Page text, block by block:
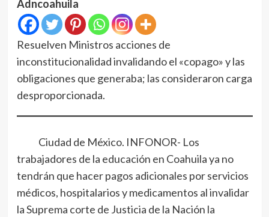
Adncoahuila
Resuelven Ministros acciones de
inconstitucionalidad invalidando el «copago» y las
obligaciones que generaba; las consideraron carga
desproporcionada.
Ciudad de México. INFONOR- Los
trabajadores de la educación en Coahuila ya no
tendrán que hacer pagos adicionales por servicios
médicos, hospitalarios y medicamentos al invalidar
la Suprema corte de Justicia de la Nación la